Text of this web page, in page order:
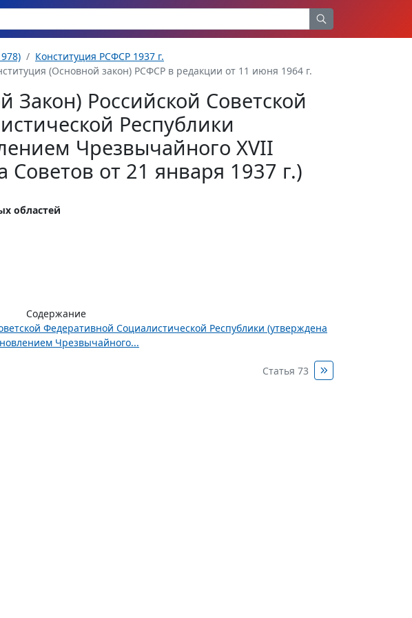
Конституция РСФСР 1937 г.
(Основной закон) РСФСР в редакции от 11 июня 1964 г.
Закон) Российской Советской
Республики
Чрезвычайного XVII
Советов от 21 января 1937 г.)
областей
Содержание
Федеративной Социалистической Республики (утверждена
Чрезвычайного...
Статья 73